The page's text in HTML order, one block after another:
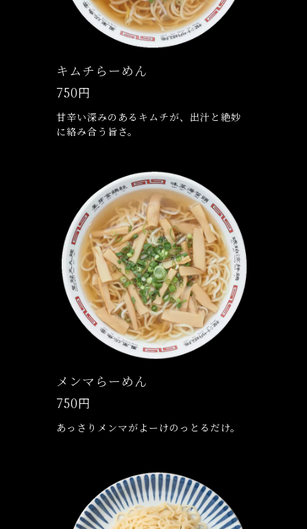
キムチらーめん
750円
甘辛い深みのあるキムチが、出汁と絶妙
に絡み合う旨さ。
メンマらーめん
750円
あっさりメンマがよーけのっとるだけ。